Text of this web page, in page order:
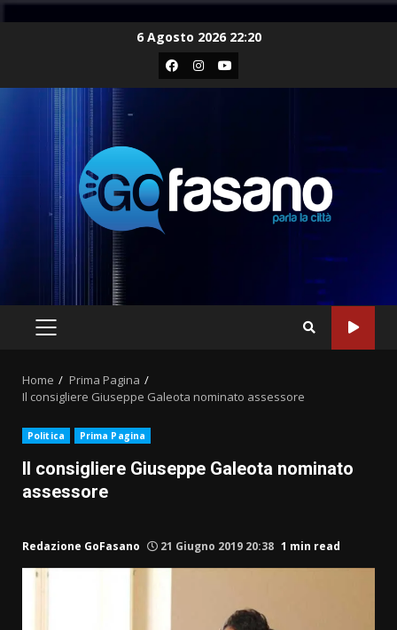
6 Agosto 2026 22:20
Facebook
Instagram
Youtube
PRIMARY
Home
Prima Pagina
Il consigliere Giuseppe Galeota nominato assessore
Politica Prima Pagina
Il consigliere Giuseppe Galeota nominato
assessore
Redazione GoFasano 21 Giugno 2019 20:38 1 min read